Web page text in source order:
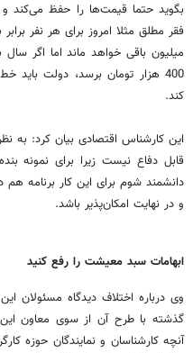
بگوید حتما قیمت‌ها را حفظ می‌کند و
فقر مطلق مثلا امروز برای هر نفر
400 هزار تومان برسد، دولت
کند.
این کارشناس اقتصادی بیان کرد: به
قابل دفاع نیست زیرا برای نمونه
دانشمند شوم برای این کار برنامه هم
و در نهایت امکان‌پذیر باشد.
ابهامات سبد معیشت را رفع کنید
وی درباره اختلاف دیدگاه مسئولان
گذشته با طرح آن از سوی معاون این
آنچه کارشناسان و نمایندگان حوزه